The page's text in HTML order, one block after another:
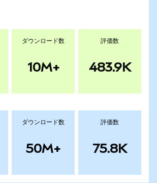
ダウンロード数
10M+
評価数
483.9K
ダウンロード数
50M+
評価数
75.8K